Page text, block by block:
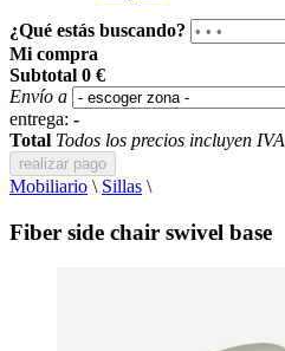
¿Qué estás buscando?
Mi compra
Subtotal 0 €
Envío a
entrega: -
Total Todos los precios incluyen IVA
realizar pago
Mobiliario \ Sillas \
Fiber side chair swivel base